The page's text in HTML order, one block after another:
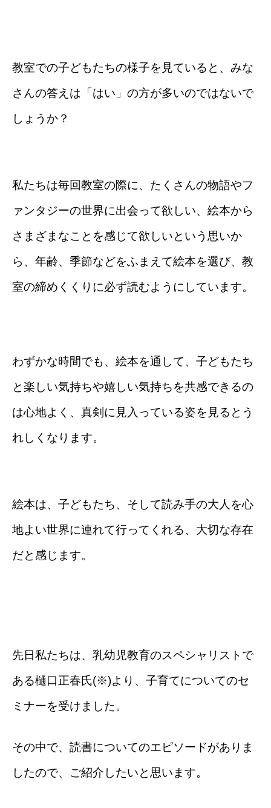
教室での子どもたちの様子を見ていると、みな
さんの答えは「はい」の方が多いのではないで
しょうか？
私たちは毎回教室の際に、たくさんの物語やフ
ァンタジーの世界に出会って欲しい、絵本から
さまざまなことを感じて欲しいという思いか
ら、年齢、季節などをふまえて絵本を選び、教
室の締めくくりに必ず読むようにしています。
わずかな時間でも、絵本を通して、子どもたち
と楽しい気持ちや嬉しい気持ちを共感できるの
は心地よく、 真剣に見入っている姿を見るとう
れしくなります。
絵本は、子どもたち、そして読み手の大人を心
地よい世界に連れて行ってくれる、大切な存在
だと感じます。
先日私たちは、乳幼児教育のスペシャリストで
ある樋口正春氏(※)より、子育てについてのセ
ミナーを受けました。
その中で、読書についてのエピソードがありま
したので、ご紹介したいと思います。